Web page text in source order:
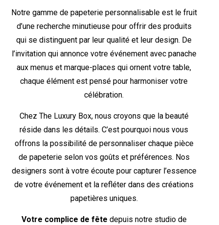
Notre gamme de papeterie personnalisable est le fruit
d’une recherche minutieuse pour offrir des produits
qui se distinguent par leur qualité et leur design. De
l’invitation qui annonce votre événement avec panache
aux menus et marque-places qui ornent votre table,
chaque élément est pensé pour harmoniser votre
célébration.
Chez The Luxury Box, nous croyons que la beauté
réside dans les détails. C’est pourquoi nous vous
offrons la possibilité de personnaliser chaque pièce
de papeterie selon vos goûts et préférences. Nos
designers sont à votre écoute pour capturer l’essence
de votre événement et la refléter dans des créations
papetières uniques.
Votre complice de fête depuis notre studio de